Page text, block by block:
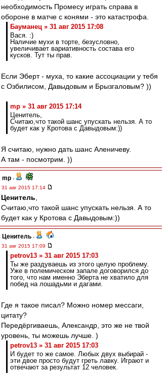
необходимость Промесу играть справа в
обороне в матче с конями - это катастрофа.
Бауманец » 31 авг 2015 17:08
Вася. :)
Наличие мухи в торте, безусловно,
увеличивает вариативность состава его
кусков. Тут ты прав.
Если Эберт - муха, то какие ассоциации у тебя
с Озбилисом, Давыдовым и Брызгаловым? ))
mp » 31 авг 2015 17:14
Ценитель,
Считаю,что такой шанс упускать нельзя. А то
будет как у Кротова с Давыдовым:))
Я считаю, нужно дать шанс Аленичеву.
А там - посмотрим. ))
mp -
31 авг 2015 17:14
Ценитель
Считаю,что такой шанс упускать нельзя. А то
будет как у Кротова с Давыдовым:))
Ценитель -
31 авг 2015 17:09
petrov13 » 31 авг 2015 17:03
Ты же раздуваешь из этого целую проблему.
Уже в полемическом запале договорился до
того, что нам именно Эберта не хватило для
побед на лошадьми и дагами.
Где я такое писал? Можно номер мессаги,
цитату?
Передёргиваешь, Александр, это же не твой
уровень, ты можешь лучше. )
petrov13 » 31 авг 2015 17:03
И будет то же самое. Любых двух выбирай -
эти двое просто будут греть лавку. Играют и
отвечают за результат 12 человек.